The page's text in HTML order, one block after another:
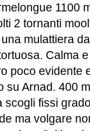
1100
2 tornanti
mulattiera
Calma
poco evidente
su Arnad. 400
scogli fissi
ma volgare